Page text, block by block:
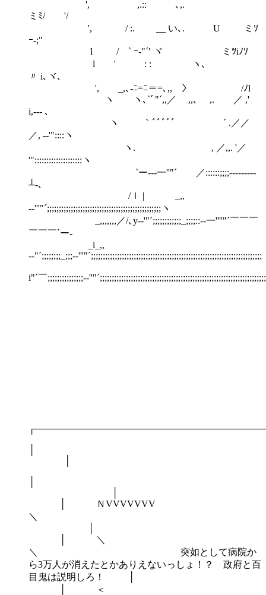
', ,.:: ､,.
ミﾐ/ '/
', / :. __ い､. U ミｿ
ｰ-;"
l / ` ｰ‐"´′ ヾ ミﾂiﾉｿ
l ' : : ヽ､
〃 i､ヾ､
', _,､-ﾆ=ﾆ＝=､,, 〉 /ﾉl
ヽ ヽ､`ﾞ"´,,／ ,,､ ,. ／ ,'
i,-‐- ､
ヽ ｀ﾞﾞﾞﾞﾞ ´ .／／
／, -‐'"::::ヽ
ヽ. , ／,,. '／
'"::::::::::::::::::::ヽ
`ー--‐一''"´ ／::::::;;;;---‐‐‐‐‐‐
┴-､
/ｌ | _,,
-‐'''"´;;;;;;;;;;;;;;;;;;;;;;;;;;;;;;;;;;;;;;;;;;;;;;;;ヽ
_,,,,,,,／/､y-‐'"´;;;;;;;;;;;;_;;;;::-‐一''''"´￣￣￣
￣￣￣`ー-
_i_,,
-‐"´;;;;;;;;_;;;-‐'''"´;;;;;;;;;;;;;;;;;;;;;;;;;;;;;;;;;;;;;;;;;;;;;;;;;;;;;;;;;;;;;;;;;;;;;;;;
i"´￣;;;;;;;;;;;;;;;-
│ ＮVVVVVVV
│ ＼
＼ 突如として病院か
ら3万人が消えたとかありえないっしょ！？ 政府と百
目鬼は説明しろ！ │
│ ＜